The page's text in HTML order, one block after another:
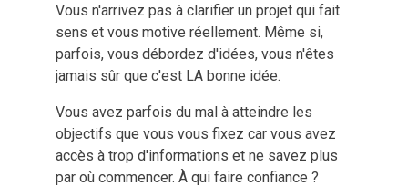
Vous n'arrivez pas à clarifier un projet qui fait
sens et vous motive réellement. Même si,
parfois, vous débordez d'idées, vous n'êtes
jamais sûr que c'est LA bonne idée.
Vous avez parfois du mal à atteindre les
objectifs que vous vous fixez car vous avez
accès à trop d'informations et ne savez plus
par où commencer. À qui faire confiance ?